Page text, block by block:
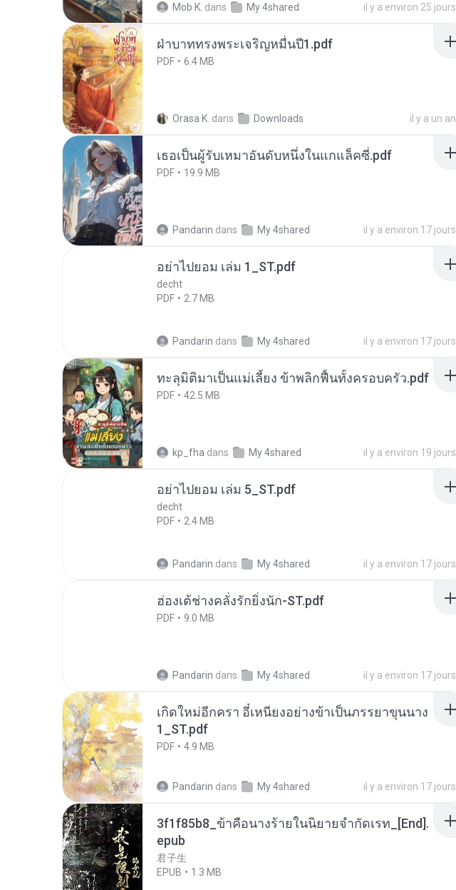
Mob K. dans My 4shared il y a environ 25 jours
ฝ่าบาททรงพระเจริญหมื่นปี1.pdf
PDF 6.4 MB
Orasa K. dans Downloads il y a un an
เธอเป็นผู้รับเหมาอันดับหนึ่งในแกแล็คซี่.pdf
PDF 19.9 MB
Pandarin dans My 4shared il y a environ 17 jours
อย่าไปยอม เล่ม 1_ST.pdf
decht
PDF
2.7 MB
Pandarin dans My 4shared il y a environ 17 jours
ทะลุมิติมาเป็นแม่เลี้ยง ข้าพลิกฟื้นทั้งครอบครัว.pdf
PDF 42.5 MB
kp_fha dans My 4shared il y a environ 19 jours
อย่าไปยอม เล่ม 5_ST.pdf
decht
PDF
2.4 MB
Pandarin dans My 4shared il y a environ 17 jours
ฮ่องเต้ช่างคลั่งรักยิ่งนัก-ST.pdf
PDF 9.0 MB
Pandarin dans My 4shared il y a environ 17 jours
เกิดใหม่อีกครา อี๋เหนียงอย่างข้าเป็นภรรยาขุนนาง
1_ST.pdf
PDF 4.9 MB
Pandarin dans My 4shared il y a environ 17 jours
3f1f85b8_ข้าคือนางร้ายในนิยายจำกัดเรท_[End].
epub
君子生
EPUB
1.3 MB